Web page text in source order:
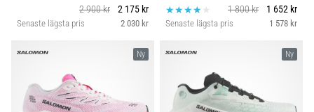
2 900 kr
2 175 kr
Senaste lägsta pris 2 030 kr
1 800 kr
1 652 kr
Senaste lägsta pris 1 578 kr
Ny Ny